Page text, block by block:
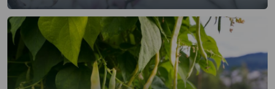
}" />